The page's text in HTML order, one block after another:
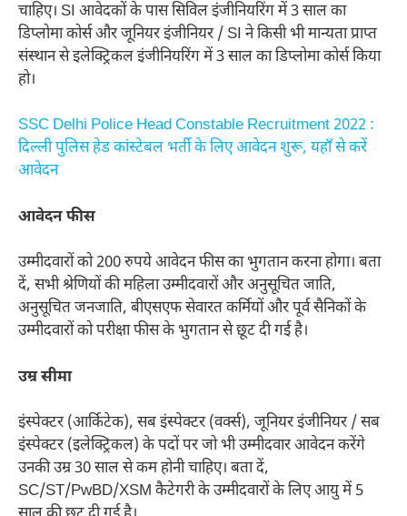
चाहिए। SI आवेदकों के पास सिविल इंजीनियरिंग में 3 साल का
डिप्लोमा कोर्स और जूनियर इंजीनियर / SI ने किसी भी मान्यता प्राप्त
संस्थान से इलेक्ट्रिकल इंजीनियरिंग में 3 साल का डिप्लोमा कोर्स किया
हो।
SSC Delhi Police Head Constable Recruitment 2022 :
दिल्ली पुलिस हेड कांस्टेबल भर्ती के लिए आवेदन शुरू, यहाँ से करें
आवेदन
आवेदन फीस
उम्मीदवारों को 200 रुपये आवेदन फीस का भुगतान करना होगा। बता
दें, सभी श्रेणियों की महिला उम्मीदवारों और अनुसूचित जाति,
अनुसूचित जनजाति, बीएसएफ सेवारत कर्मियों और पूर्व सैनिकों के
उम्मीदवारों को परीक्षा फीस के भुगतान से छूट दी गई है।
उम्र सीमा
इंस्पेक्टर (आर्किटेक), सब इंस्पेक्टर (वर्क्स), जूनियर इंजीनियर / सब
इंस्पेक्टर (इलेक्ट्रिकल) के पदों पर जो भी उम्मीदवार आवेदन करेंगे
उनकी उम्र 30 साल से कम होनी चाहिए। बता दें,
SC/ST/PwBD/XSM कैटेगरी के उम्मीदवारों के लिए आयु में 5